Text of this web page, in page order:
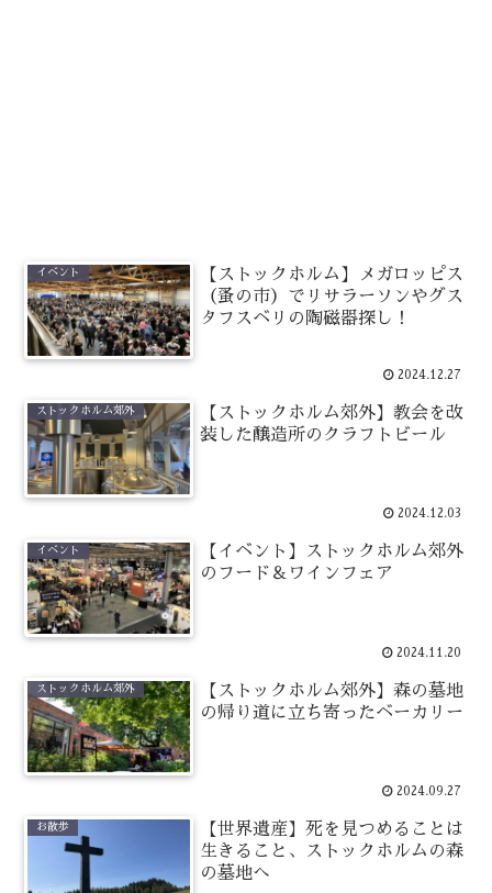
イベント
【ストックホルム】メガロッピス
（蚤の市）でリサラーソンやグス
タフスベリの陶磁器探し！
2024.12.27
ストックホルム郊外
【ストックホルム郊外】教会を改
装した醸造所のクラフトビール
2024.12.03
イベント
【イベント】ストックホルム郊外
のフード＆ワインフェア
2024.11.20
ストックホルム郊外
【ストックホルム郊外】森の墓地
の帰り道に立ち寄ったベーカリー
2024.09.27
お散歩
【世界遺産】死を見つめることは
生きること、ストックホルムの森
の墓地へ